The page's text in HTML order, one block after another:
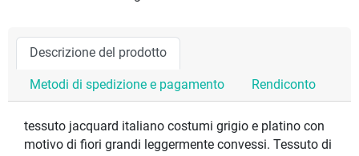
Descrizione del prodotto
Metodi di spedizione e pagamento Rendiconto
tessuto jacquard italiano costumi grigio e platino con
motivo di fiori grandi leggermente convessi. Tessuto di